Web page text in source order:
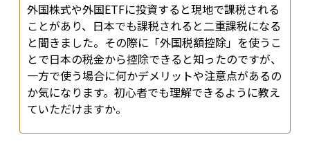
外国株式や外国ETFに投資すると現地で課税される
ことがあり、日本でも課税されると二重課税になる
と聞きました。その際に「外国税額控除」を使うこ
とで日本の税金から控除できると知ったのですが、
一方で使う場合に何かデメリットや注意点があるの
か気になります。初心者でも理解できるように教え
ていただけますか。